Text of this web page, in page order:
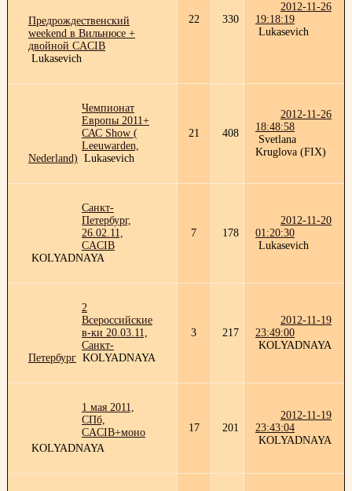
Предрождественский
weekend в Вильнюсе +
двойной CACIB
Lukasevich
22 330
2012-11-26
19:18:19
Lukasevich
Чемпионат
Европы 2011+
САС Show (
Leeuwarden,
Nederland) Lukasevich
21 408
2012-11-26
18:48:58
Svetlana
Kruglova (FIX)
Санкт-
Петербург,
26.02.11,
CACIB
KOLYADNAYA
7 178
2012-11-20
01:20:30
Lukasevich
2
Всероссийские
в-ки 20.03.11,
Санкт-
Петербург KOLYADNAYA
3 217
2012-11-19
23:49:00
KOLYADNAYA
1 мая 2011,
СПб,
CACIB+моно
KOLYADNAYA
17 201
2012-11-19
23:43:04
KOLYADNAYA